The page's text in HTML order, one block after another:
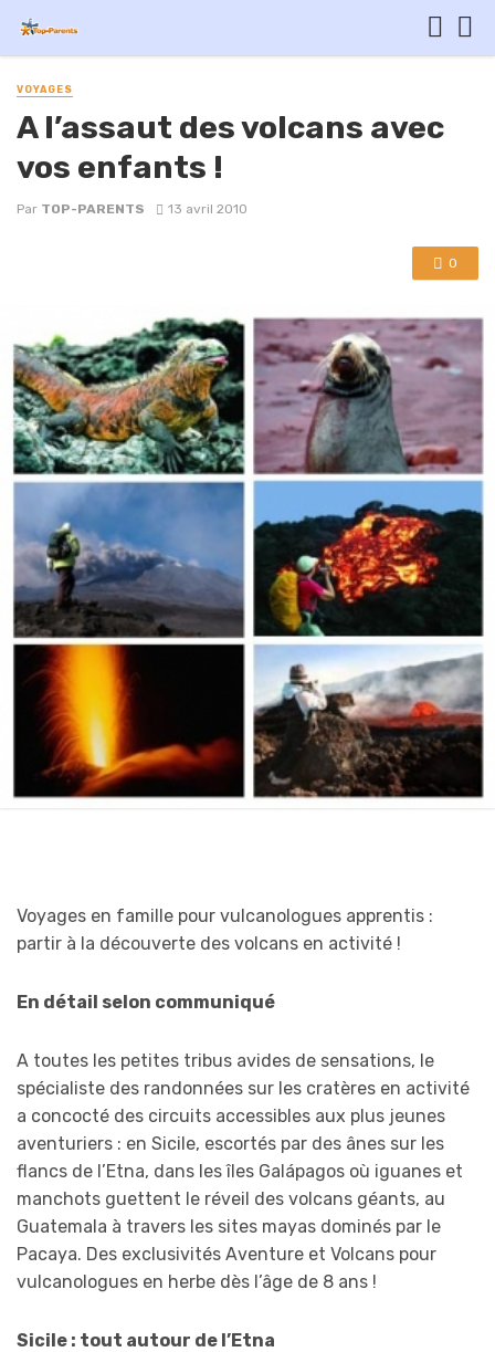
VOYAGES
A l’assaut des volcans avec
vos enfants !
Par TOP-PARENTS 13 avril 2010
0
Voyages en famille pour vulcanologues apprentis :
partir à la découverte des volcans en activité !
En détail selon communiqué
A toutes les petites tribus avides de sensations, le
spécialiste des randonnées sur les cratères en activité
a concocté des circuits accessibles aux plus jeunes
aventuriers : en Sicile, escortés par des ânes sur les
flancs de l’Etna, dans les îles Galápagos où iguanes et
manchots guettent le réveil des volcans géants, au
Guatemala à travers les sites mayas dominés par le
Pacaya. Des exclusivités Aventure et Volcans pour
vulcanologues en herbe dès l’âge de 8 ans !
Sicile : tout autour de l’Etna